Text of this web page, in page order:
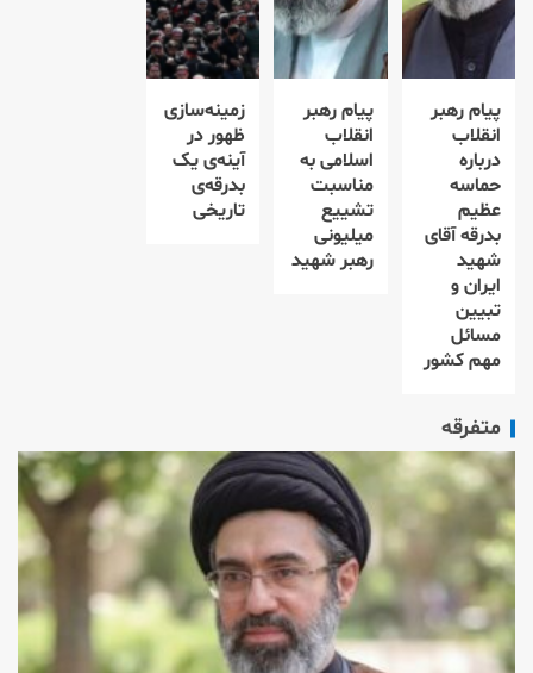
پیام رهبر
انقلاب
درباره
حماسه
عظیم
بدرقه آقای
شهید
ایران و
تبیین
مسائل
مهم کشور
پیام رهبر
انقلاب
اسلامی به
مناسبت
تشییع
میلیونی
رهبر شهید
زمینه‌سازی
ظهور در
آینه‌ی یک
بدرقه‌ی
تاریخی
متفرقه